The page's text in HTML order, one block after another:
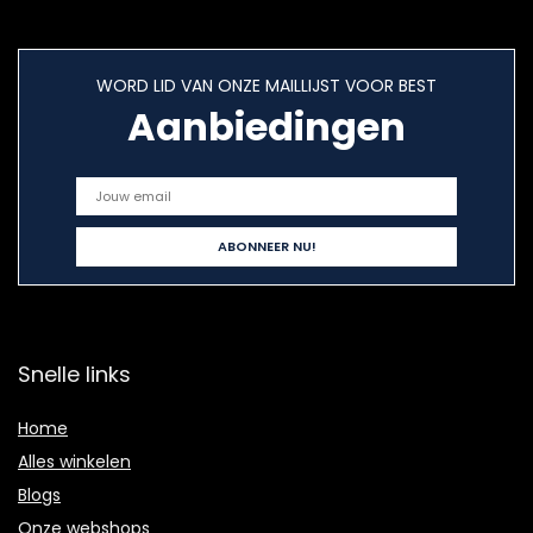
WORD LID VAN ONZE MAILLIJST VOOR BEST
Aanbiedingen
Snelle links
Home
Alles winkelen
Blogs